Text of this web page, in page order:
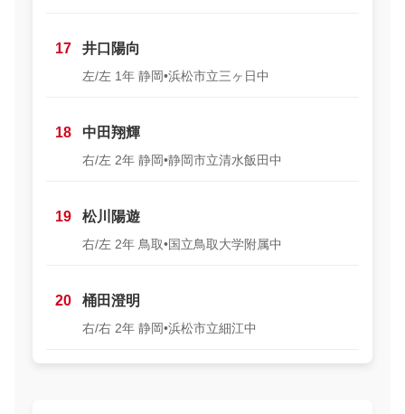
17 井口陽向
左/左 1年 静岡•浜松市立三ヶ日中
18 中田翔輝
右/左 2年 静岡•静岡市立清水飯田中
19 松川陽遊
右/左 2年 鳥取•国立鳥取大学附属中
20 桶田澄明
右/右 2年 静岡•浜松市立細江中